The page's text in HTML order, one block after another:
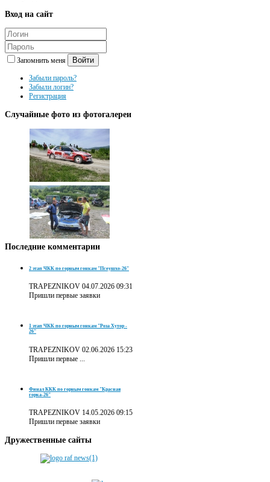
Вход на сайт
Запомнить меня Войти
Забыли пароль?
Забыли логин?
Регистрация
Случайные фото из фотогалереи
Последние комментарии
2 этап ЧКК по горным гонкам "Псеушхо-26"
TRAPEZNIKOV 04.07.2026 09:31
Пришли первые заявки
1 этап ЧКК по горным гонкам "Роза Хутор -
26"
TRAPEZNIKOV 02.06.2026 15:23
Пришли первые ...
Финал ККК по горным гонкам "Красная
горка-26"
TRAPEZNIKOV 14.05.2026 09:15
Пришли первые заявки
Дружественные сайты